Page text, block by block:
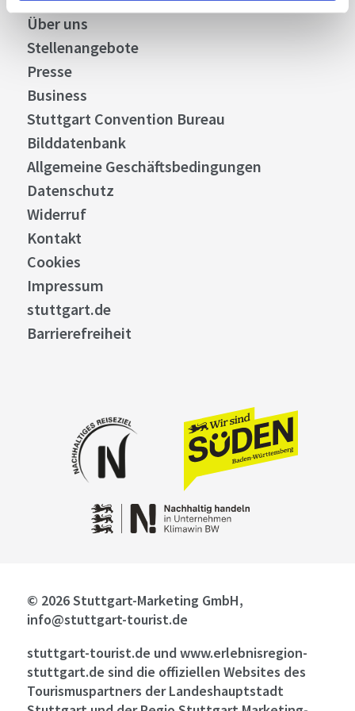
Über uns
Stellenangebote
Presse
Business
Stuttgart Convention Bureau
Bilddatenbank
Allgemeine Geschäftsbedingungen
Datenschutz
Widerruf
Kontakt
Cookies
Impressum
stuttgart.de
Barrierefreiheit
© 2026 Stuttgart-Marketing GmbH,
info@stuttgart-tourist.de
stuttgart-tourist.de und www.erlebnisregion-
stuttgart.de sind die offiziellen Websites des
Tourismuspartners der Landeshauptstadt